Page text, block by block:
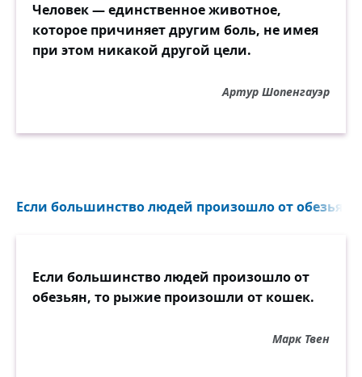
Человек — единственное животное,
которое причиняет другим боль, не имея
при этом никакой другой цели.
Артур Шопенгауэр
Если большинство людей произошло от
Если большинство людей произошло от
обезьян, то рыжие произошли от кошек.
Марк Твен